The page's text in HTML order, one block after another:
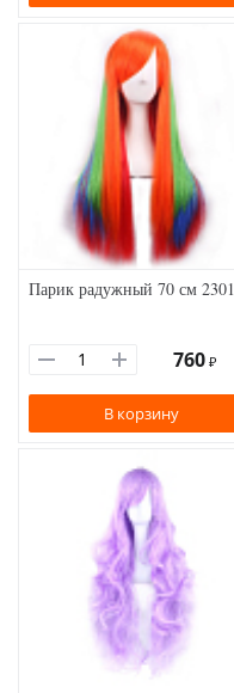
Парик радужный 70 см 2301
760 ₽
В корзину